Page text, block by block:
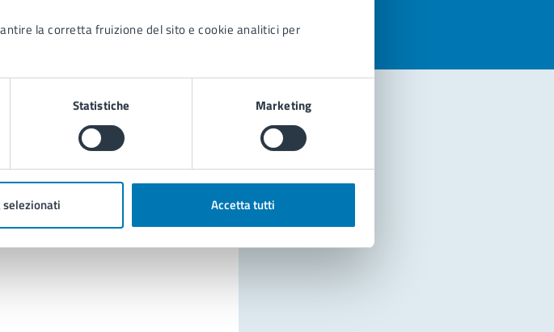
la corretta fruizione del sito e cookie analitici per
Statistiche Marketing
Accetta tutti